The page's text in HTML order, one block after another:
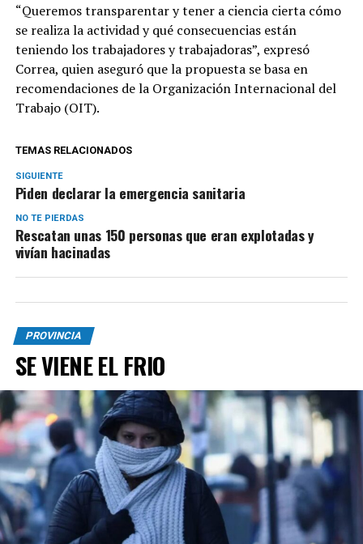
“Queremos transparentar y tener a ciencia cierta cómo
se realiza la actividad y qué consecuencias están
teniendo los trabajadores y trabajadoras”, expresó
Correa, quien aseguró que la propuesta se basa en
recomendaciones de la Organización Internacional del
Trabajo (OIT).
TEMAS RELACIONADOS
SIGUIENTE
Piden declarar la emergencia sanitaria
NO TE PIERDAS
Rescatan unas 150 personas que eran explotadas y
vivían hacinadas
PROVINCIA
SE VIENE EL FRIO